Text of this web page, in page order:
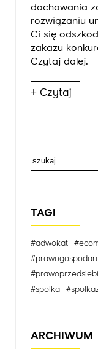
dochowania
rozwiązaniu
Ci się
zakazu
Czytaj dalej.
+ Czytaj
TAGI
#adwokat
#spolka
ARCHIWUM